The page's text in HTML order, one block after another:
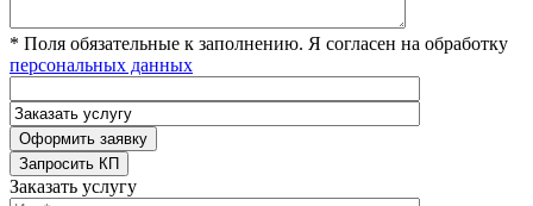
* Поля обязательные к заполнению. Я согласен на обработку
персональных данных
Заказать услугу